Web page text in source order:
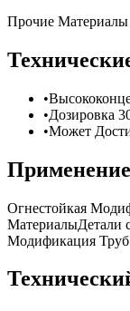
Прочие Материалы
•
•Дозировка
•Может
Применение
Огнестойкая
МатериалыДетали
Модификация Труб